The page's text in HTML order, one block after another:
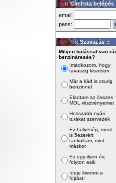
:: Címlista belépés
email:
pass:
:: Szavazás ::
Milyen hatással van
benzináresés?
Imádkozom, hogy
tavaszig kitartson
Már a kád is csurig
benzinnel
Eladtam az összes
MOL részvényemet
Hosszabb nyári
túrákat szervezek
Ez hülyeség, most
is 5ezerért
tankoltam, mint
máskor
Ez egy ilyen év,
folyton esik
Ideje kivenni a
fojtást!